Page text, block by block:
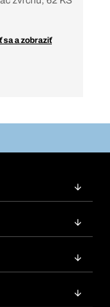
sa a zobraziť